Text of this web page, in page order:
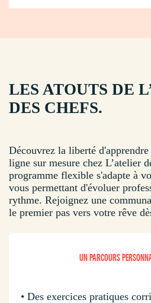
LES ATOUTS DE
DES CHEFS.
Découvrez la liberté
ligne sur mesure chez L’atelier
programme flexible s'adapte à
vous permettant d'évoluer
rythme. Rejoignez une
le premier pas vers votre rêve
UN PARCOURS
• Des exercices pratiques